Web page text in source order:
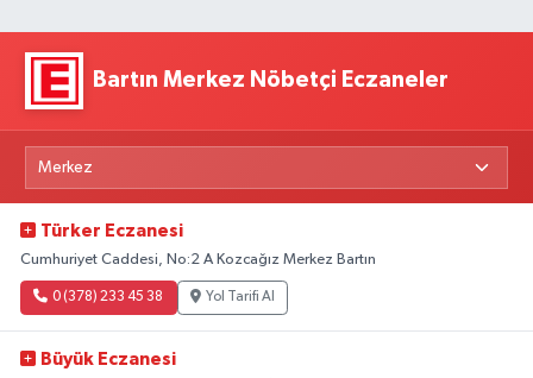
Bartın Merkez Nöbetçi Eczaneler
Türker Eczanesi
Cumhuriyet Caddesi, No:2 A Kozcağız Merkez Bartın
0 (378) 233 45 38 Yol Tarifi Al
Büyük Eczanesi